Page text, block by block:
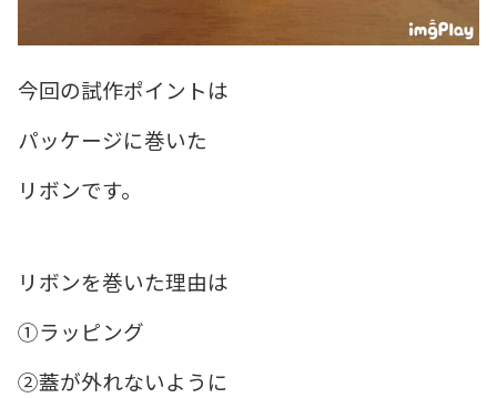
今回の試作ポイントは
パッケージに巻いた
リボンです。
リボンを巻いた理由は
①ラッピング
②蓋が外れないように